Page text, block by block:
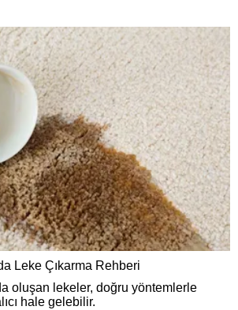
Leke Çıkarma Rehberi
oluşan lekeler, doğru yöntemlerle
hale gelebilir.